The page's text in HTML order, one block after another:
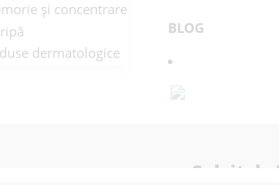
și concentrare
dermatologice
BLOG
Solvitale